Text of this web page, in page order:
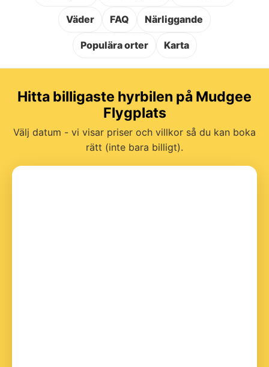
Väder FAQ Närliggande
Populära orter Karta
Hitta billigaste hyrbilen på Mudgee
Flygplats
Välj datum - vi visar priser och villkor så du kan boka
rätt (inte bara billigt).